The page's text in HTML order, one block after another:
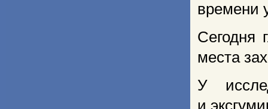
времени
Сегодня
места
У
и